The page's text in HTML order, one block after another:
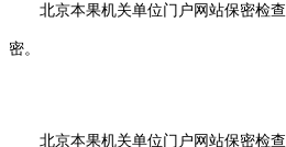
北京本果机关单位门户网站保密检
密。
北京本果机关单位门户网站保密检查